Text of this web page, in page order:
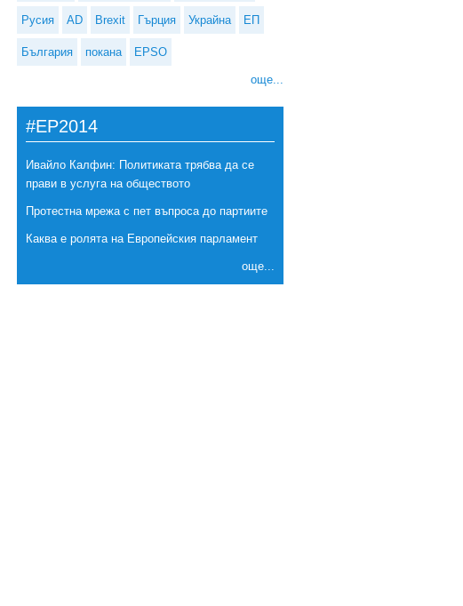
Русия AD Brexit Гърция Украйна ЕП
България покана EPSO
още...
#EP2014
Ивайло Калфин: Политиката трябва да се
прави в услуга на обществото
Протестна мрежа с пет въпроса до партиите
Каква е ролята на Европейския парламент
още...